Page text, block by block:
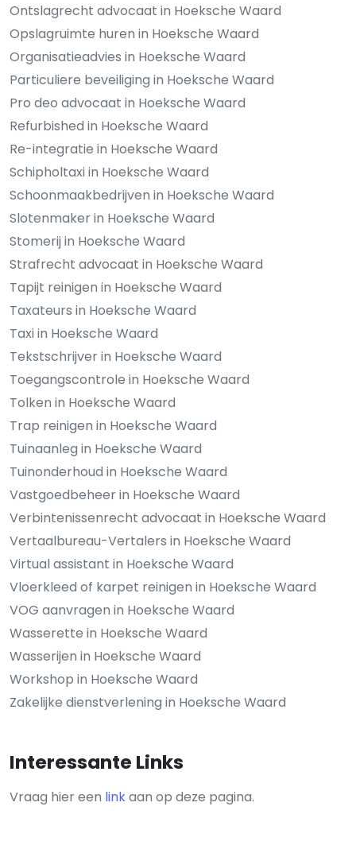
Ontslagrecht advocaat in Hoeksche Waard
Opslagruimte huren in Hoeksche Waard
Organisatieadvies in Hoeksche Waard
Particuliere beveiliging in Hoeksche Waard
Pro deo advocaat in Hoeksche Waard
Refurbished in Hoeksche Waard
Re-integratie in Hoeksche Waard
Schipholtaxi in Hoeksche Waard
Schoonmaakbedrijven in Hoeksche Waard
Slotenmaker in Hoeksche Waard
Stomerij in Hoeksche Waard
Strafrecht advocaat in Hoeksche Waard
Tapijt reinigen in Hoeksche Waard
Taxateurs in Hoeksche Waard
Taxi in Hoeksche Waard
Tekstschrijver in Hoeksche Waard
Toegangscontrole in Hoeksche Waard
Tolken in Hoeksche Waard
Trap reinigen in Hoeksche Waard
Tuinaanleg in Hoeksche Waard
Tuinonderhoud in Hoeksche Waard
Vastgoedbeheer in Hoeksche Waard
Verbintenissenrecht advocaat in Hoeksche Waard
Vertaalbureau-Vertalers in Hoeksche Waard
Virtual assistant in Hoeksche Waard
Vloerkleed of karpet reinigen in Hoeksche Waard
VOG aanvragen in Hoeksche Waard
Wasserette in Hoeksche Waard
Wasserijen in Hoeksche Waard
Workshop in Hoeksche Waard
Zakelijke dienstverlening in Hoeksche Waard
Interessante Links
Vraag hier een linkaan op deze pagina.